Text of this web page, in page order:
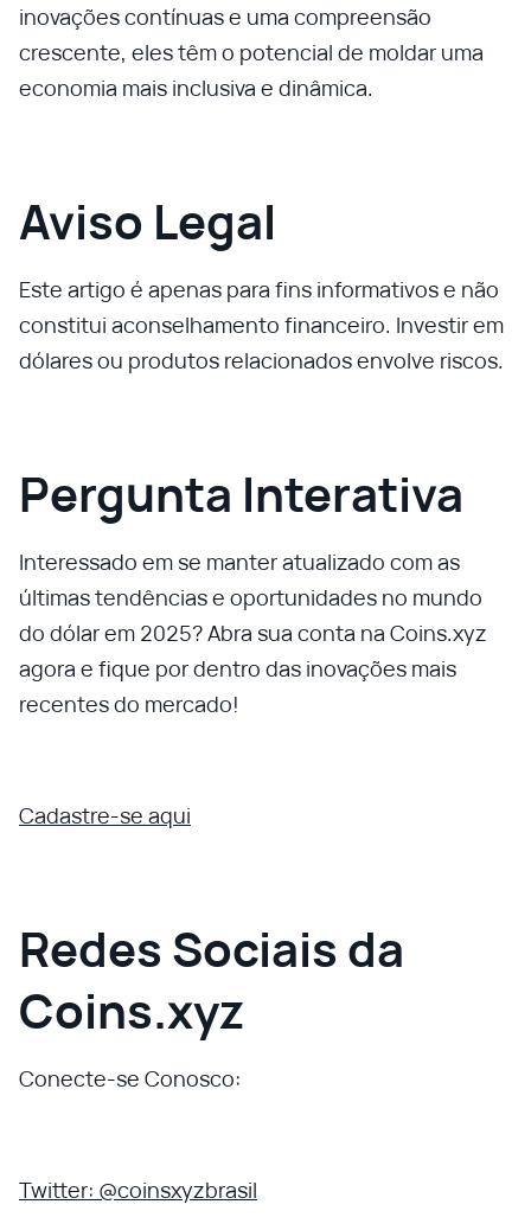
inovações contínuas e uma compreensão
crescente, eles têm o potencial de moldar uma
economia mais inclusiva e dinâmica.
Aviso Legal
Este artigo é apenas para fins informativos e não
constitui aconselhamento financeiro. Investir em
dólares ou produtos relacionados envolve riscos.
Pergunta Interativa
Interessado em se manter atualizado com as
últimas tendências e oportunidades no mundo
do dólar em 2025? Abra sua conta na Coins.xyz
agora e fique por dentro das inovações mais
recentes do mercado!
Cadastre-se aqui
Redes Sociais da
Coins.xyz
Conecte-se Conosco:
Twitter: @coinsxyzbrasil